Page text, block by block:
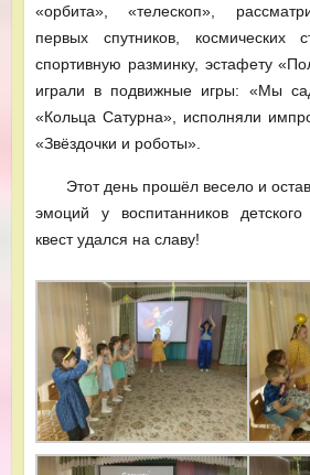
«орбита», «телескоп»,
первых спутников, космических
спортивную разминку, эстафету
играли в подвижные игры: «Мы
«Кольца Сатурна», исполняли
«Звёздочки и роботы».
Этот день прошёл весело и
эмоций у воспитанников
квест удался на славу!